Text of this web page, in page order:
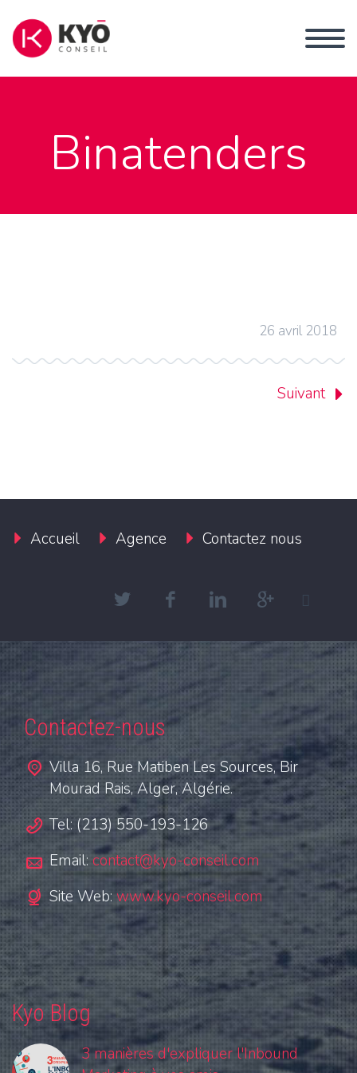
Binatenders
26 avril 2018
Suivant
Accueil Agence Contactez nous
Contactez-nous
Villa 16, Rue Matiben Les Sources, Bir
Mourad Rais, Alger, Algérie.
Tel: (213) 550-193-126
Email: contact@kyo-conseil.com
Site Web:www.kyo-conseil.com
Kyo Blog
3 manières d'expliquer l'Inbound